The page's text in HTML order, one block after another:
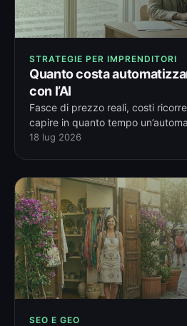
STRATEGIE PER IMPRENDITORI
Quanto costa
con l’AI
Fasce di prezzo reali, costi
capire in quanto tempo
18 lug 2026
SEO E GEO